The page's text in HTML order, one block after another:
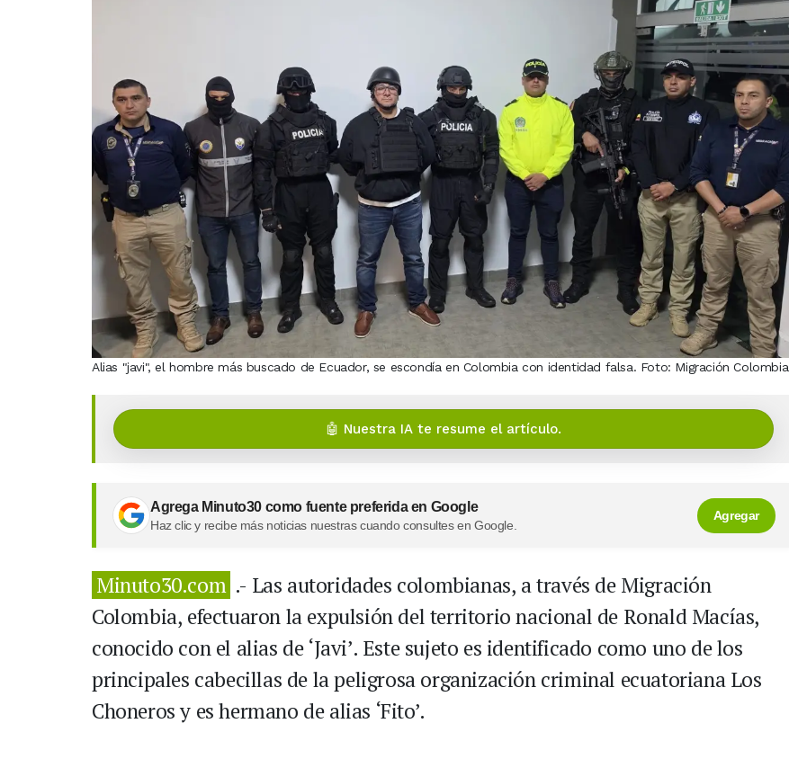
Alias "javi", el hombre más buscado de Ecuador, se escondía en Colombia con identidad falsa. Foto: Migración Colombia
🤖 Nuestra IA te resume el artículo.
Agrega Minuto30 como fuente preferida en Google
Haz clic y recibe más noticias nuestras cuando consultes en Google.
Agregar
Minuto30.com .- Las autoridades colombianas, a través de Migración
Colombia, efectuaron la expulsión del territorio nacional de Ronald Macías,
conocido con el alias de ‘Javi’. Este sujeto es identificado como uno de los
principales cabecillas de la peligrosa organización criminal ecuatoriana Los
Choneros y es hermano de alias ‘Fito’.